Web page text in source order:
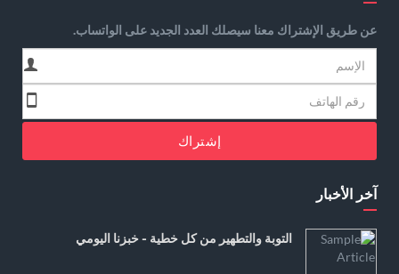
عن طريق الإشتراك معنا سيصلك العدد الجديد على الواتساب.
إشتراك
آخر الأخبار
التوبة والتطهير من كل خطية - خبزنا اليومي